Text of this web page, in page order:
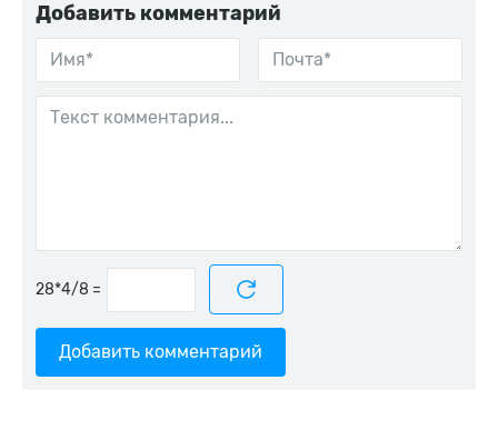
Добавить комментарий
=
Добавить комментарий